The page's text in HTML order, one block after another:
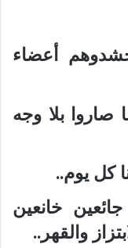
أعضاء
صاروا بلا وجه
كل يوم..
خانعين
والقهر..